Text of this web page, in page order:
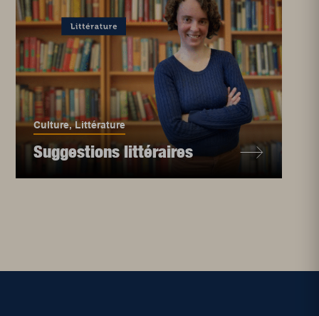
Culture,Littérature
Suggestions littéraires